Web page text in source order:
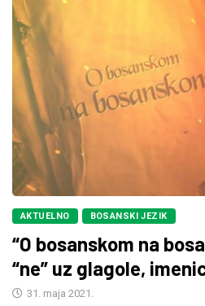
AKTUELNO BOSANSKI JEZIK
“O bosanskom na
“ne” uz glagole,
31. maja 2021.